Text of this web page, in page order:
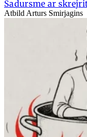
Sadursme ar
Atbild Arturs Smirjagins